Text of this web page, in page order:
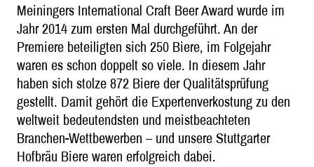
Meiningers International Craft Beer Award wurde im
Jahr 2014 zum ersten Mal durchgeführt. An der
Premiere beteiligten sich 250 Biere, im Folgejahr
waren es schon doppelt so viele. In diesem Jahr
haben sich stolze 872 Biere der Qualitätsprüfung
gestellt. Damit gehört die Expertenverkostung zu den
weltweit bedeutendsten und meistbeachteten
Branchen-Wettbewerben – und unsere Stuttgarter
Hofbräu Biere waren erfolgreich dabei.